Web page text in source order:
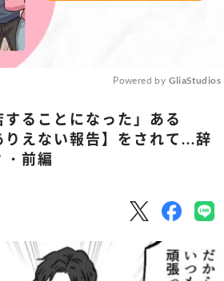
Mute
Powered by GliaStudios
することになった」ある
りえない報告】をされて...辞
・前編